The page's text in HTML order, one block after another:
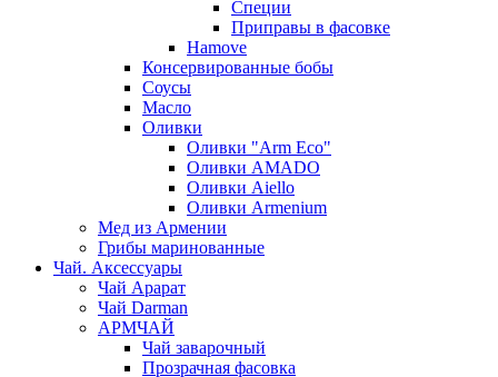
Специи
Приправы в фасовке
Hamove
Консервированные бобы
Соусы
Масло
Оливки
Оливки "Arm Eco"
Оливки AMADO
Оливки Aiello
Оливки Armenium
Мед из Армении
Грибы маринованные
Чай. Аксессуары
Чай Арарат
Чай Darman
АРМЧАЙ
Чай заварочный
Прозрачная фасовка